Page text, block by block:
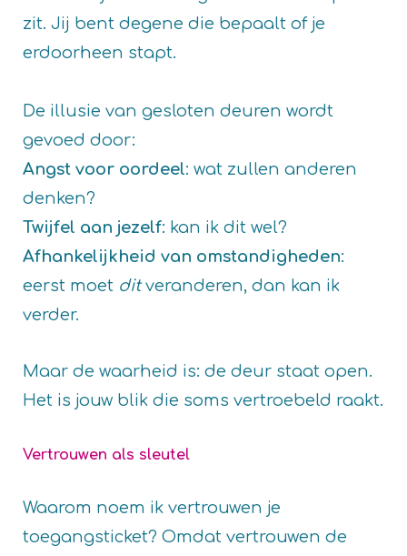
zit. Jij bent degene die bepaalt of je
erdoorheen stapt.
De illusie van gesloten deuren wordt
gevoed door:
Angst voor oordeel: wat zullen anderen
denken?
Twijfel aan jezelf: kan ik dit wel?
Afhankelijkheid van omstandigheden:
eerst moet ditveranderen, dan kan ik
verder.
Maar de waarheid is: de deur staat open.
Het is jouw blik die soms vertroebeld raakt.
Vertrouwen als sleutel
Waarom noem ik vertrouwen je
toegangsticket? Omdat vertrouwen de